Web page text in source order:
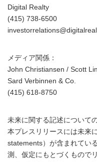
Digital Realty
(415) 738-6500
メディア関係：
John Christiansen / Scott
Sard Verbinnen & Co.
(415) 618-8750
未来に関する記述について
本プレスリリースには未来
statements）が含まれてい
測、仮定にもとづくもので